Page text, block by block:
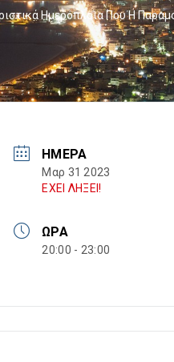
Ημερόπλοια Που Η
ΗΜΈΡΑ
Μαρ 31 2023
ΕΧΕΙ ΛΗΞΕΙ!
ΏΡΑ
20:00 - 23:00